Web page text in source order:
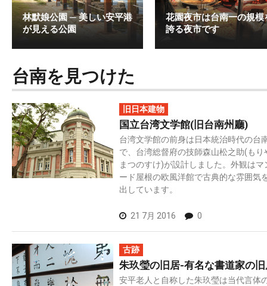
林默娘公園 ─ 美しい安平港
が見える公園
花園夜市は台南一の規模
誇る夜市です
台南を見つけた
旧日本建物
国立台湾文学館(旧台南州廳)
台湾文学館の前身は日本統治時代の台
で、台湾総督府の技師森山松之助(もり
まつのすけ)が設計しました。外観はマ
ード屋根の欧風洋館で古典的な雰囲気
出しています。
21 7月 2016 0
古跡
朱玖瑩の旧居-有名な書道家の
安平老人と自称した朱玖瑩は当代言体